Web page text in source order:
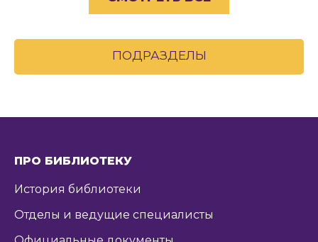
ПОДРАЗДЕЛЫ
ПРО БИБЛИОТЕКУ
История библиотеки
Отделы и ведущие специалисты